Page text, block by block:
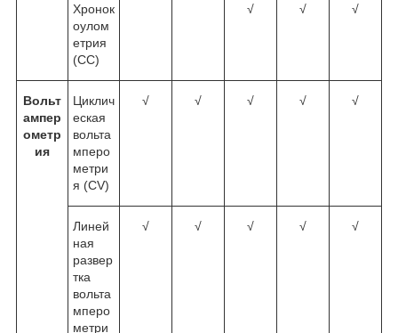
Хронок
оулом
етрия
(CC)
√ √ √
Вольт
ампер
ометр
ия
Циклич
еская
вольта
мперо
метри
я (CV)
√ √ √ √ √
Линей
ная
развер
тка
вольта
мперо
метри
√ √ √ √ √